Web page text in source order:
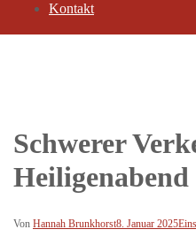
Kontakt
Schwerer
Heiligenabend
Von Hannah Brunkhorst8. Januar 2025